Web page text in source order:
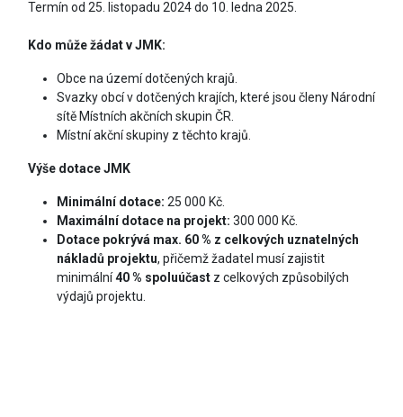
Termín od 25. listopadu 2024 do 10. ledna 2025.
Kdo může žádat v JMK:
Obce na území dotčených krajů.
Svazky obcí v dotčených krajích, které jsou členy Národní
sítě Místních akčních skupin ČR.
Místní akční skupiny z těchto krajů.
Výše dotace JMK
Minimální dotace: 25 000 Kč.
Maximální dotace na projekt: 300 000 Kč.
Dotace pokrývá max. 60 % z celkových uznatelných
nákladů projektu, přičemž žadatel musí zajistit
minimální40 % spoluúčast z celkových způsobilých
výdajů projektu.